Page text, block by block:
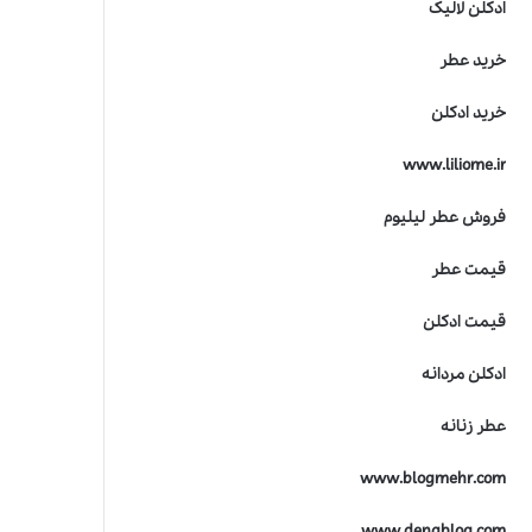
ادکلن لالیک
خرید عطر
خرید ادکلن
www.liliome.ir
فروش عطر لیلیوم
قیمت عطر
قیمت ادکلن
ادکلن مردانه
عطر زنانه
www.blogmehr.com